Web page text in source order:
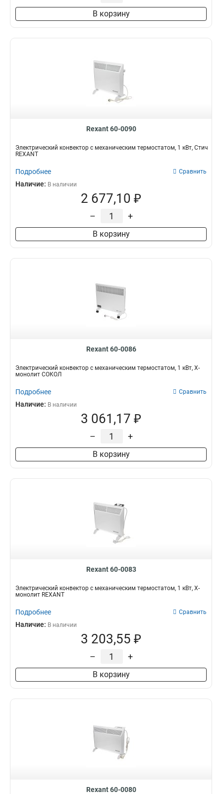
В корзину
Rexant 60-0090
Электрический конвектор с механическим термостатом, 1 кВт, Стич
REXANT
Подробнее Сравнить
Наличие: В наличии
2 677,10 ₽
– +
В корзину
Rexant 60-0086
Электрический конвектор с механическим термостатом, 1 кВт, Х-
монолит СОКОЛ
Подробнее Сравнить
Наличие: В наличии
3 061,17 ₽
– +
В корзину
Rexant 60-0083
Электрический конвектор с механическим термостатом, 1 кВт, Х-
монолит REXANT
Подробнее Сравнить
Наличие: В наличии
3 203,55 ₽
– +
В корзину
Rexant 60-0080